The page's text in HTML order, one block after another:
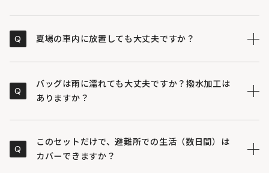
のを優先的に出荷しています。具体的な期限は、個々の
食・使用してください。最低でも半年に一度は中身を点
検し、食品の期限や衛生状態を確認することを推奨しま
す。
時点での残存期間にはバラつきがございます。あらかじ
めご了承ください。
Q 夏場の車内に放置しても大丈夫ですか？
には高温に強い飲食品も含まれていますが、すべての封
入品が過酷な温度変化に対応しているわけではないた
水や食料、衛生用品の品質を損なう恐れがあるため、長
期間の放置は避けてください 。
Q
バッグは雨に濡れても大丈夫ですか？撥水加工は
ありますか？
せん。車のトランクへの常備やスーツケース内のインナ
ーバッグとしての使用を想定して開発しているため、そ
Q
このセットだけで、避難所での生活（数日間）は
カバーできますか？